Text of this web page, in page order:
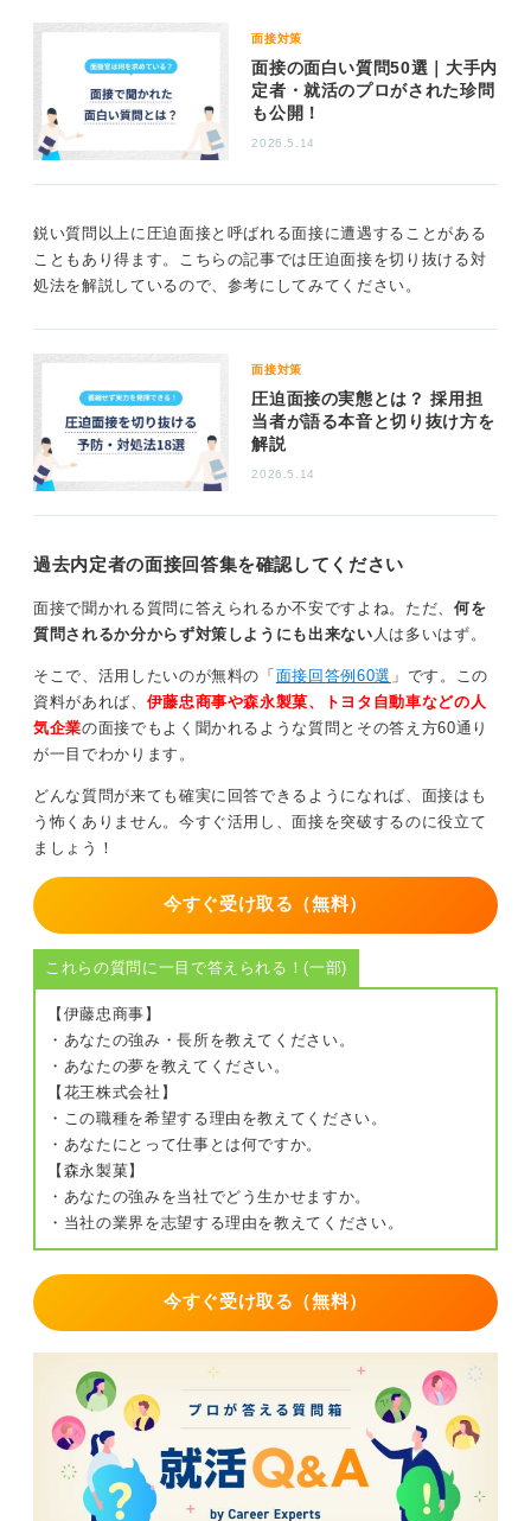
活かしていくのかまでをセットで話すことがおすすめで
なく、建設的な改善策を提案する姿勢が大切です。
どんな質問に対しても冷静さを失わず、誠実かつ前向き
な姿勢で答えることを意識して臨みましょう。
面接対策
面接の面白い質問50選｜大手内
定者・就活のプロがされた珍問
も公開！
2026.5.14
鋭い質問以上に圧迫面接と呼ばれる面接に遭遇することがある
こともあり得ます。こちらの記事では圧迫面接を切り抜ける対
処法を解説しているので、参考にしてみてください。
面接対策
圧迫面接の実態とは？ 採用担
当者が語る本音と切り抜け方を
解説
2026.5.14
過去内定者の面接回答集を確認してください
面接で聞かれる質問に答えられるか不安ですよね。ただ、 何を
質問されるか分からず対策しようにも出来ない 人は多いはず。
そこで、活用したいのが無料の「面接回答例60選 」です。この
資料があれば、 伊藤忠商事や森永製菓、トヨタ自動車などの人
気企業の面接でもよく聞かれるような質問とその答え方60通り
が一目でわかります。
どんな質問が来ても確実に回答できるようになれば、面接はも
う怖くありません。今すぐ活用し、面接を突破するのに役立て
ましょう！
今すぐ受け取る（無料）
これらの質問に一目で答えられる！(一部)
【伊藤忠商事】
・あなたの強み・長所を教えてください。
・あなたの夢を教えてください。
【花王株式会社】
・この職種を希望する理由を教えてください。
・あなたにとって仕事とは何ですか。
【森永製菓】
・あなたの強みを当社でどう生かせますか。
・当社の業界を志望する理由を教えてください。
今すぐ受け取る（無料）